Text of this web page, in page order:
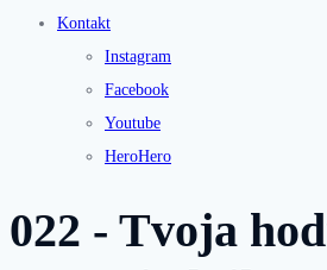
Kontakt
Instagram
Facebook
Youtube
HeroHero
022 - Tvoja